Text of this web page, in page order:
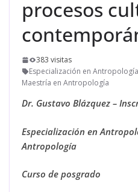
procesos
383 visitas
Especialización en
Maestría en Antropología
Dr. Gustavo Blázquez –
Especialización en
Antropología
Curso de posgrado